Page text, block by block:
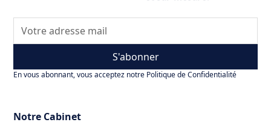
S'abonner
En vous abonnant, vous acceptez notre Politique de Confidentialité
Notre Cabinet